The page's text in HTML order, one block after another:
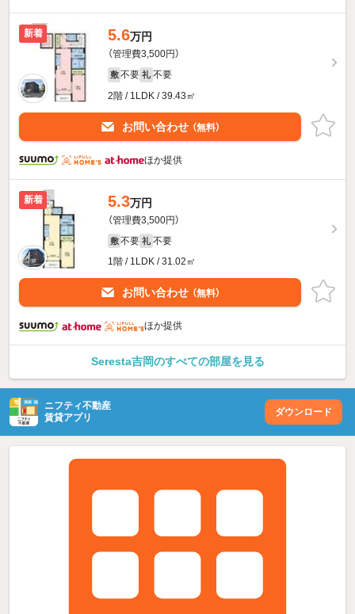
新着 5.6万円
（管理費3,500円）
敷 不要 礼 不要
2階 / 1LDK / 39.43㎡
お問い合わせ （無料）
ほか提供
新着 5.3万円
（管理費3,500円）
敷 不要 礼 不要
1階 / 1LDK / 31.02㎡
お問い合わせ （無料）
ほか提供
Seresta吉岡のすべての部屋を見る
ニフティ不動産
賃貸アプリ
ダウンロード